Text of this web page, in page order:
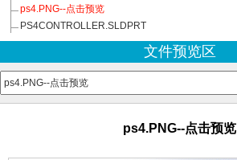
ps4.PNG--点击预览
PS4CONTROLLER.SLDPRT
文件预览区
ps4.PNG--点击预览